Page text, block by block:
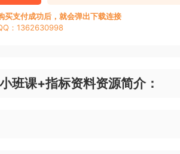
买支付成功后，就会弹出下载连接
：1362630998
班课+指标资料资源简介：